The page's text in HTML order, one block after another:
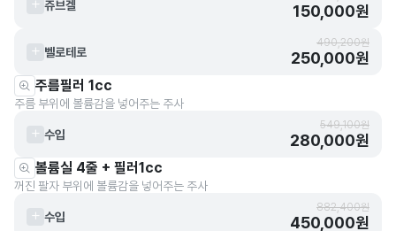
쥬브겔 150,000원
벨로테로
490,200원
250,000원
주름필러 1cc
주름 부위에 볼륨감을 넣어주는 주사
수입
549,100원
280,000원
볼륨실 4줄 + 필러1cc
꺼진 팔자 부위에 볼륨감을 넣어주는 주사
수입
882,400원
450,000원